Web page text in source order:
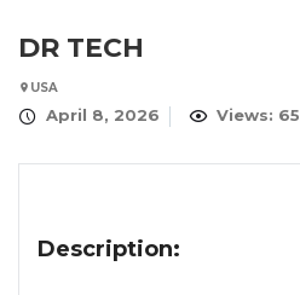
DR TECH
USA
April 8, 2026 Views: 65
Description: